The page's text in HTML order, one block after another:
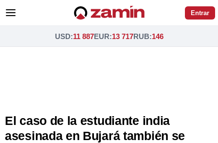
Entrar
USD:11 887EUR:13 717RUB:146
El caso de la estudiante india
asesinada en Bujará también se